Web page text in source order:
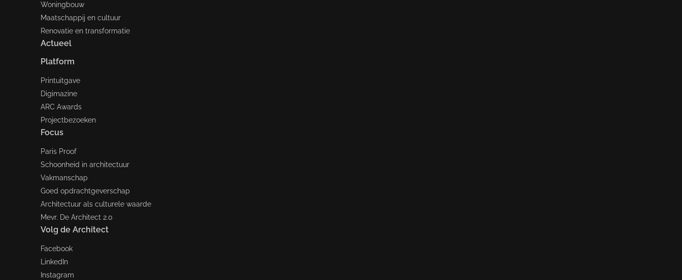
Woningbouw
Maatschappij en cultuur
Renovatie en transformatie
Actueel
Platform
Printuitgave
Digimazine
ARC Awards
Projectbezoeken
Focus
Paris Proof
Schoonheid in architectuur
Vakmanschap
Goed opdrachtgeverschap
Architectuur als culturele waarde
Mevr. De Architect 2.0
Volg de Architect
Facebook
LinkedIn
Instagram